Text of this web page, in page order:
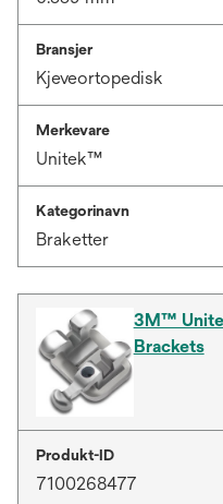
Bransjer
Kjeveortopedisk
Merkevare
Unitek™
Kategorinavn
Braketter
3M™
Brackets
Produkt-ID
7100268477